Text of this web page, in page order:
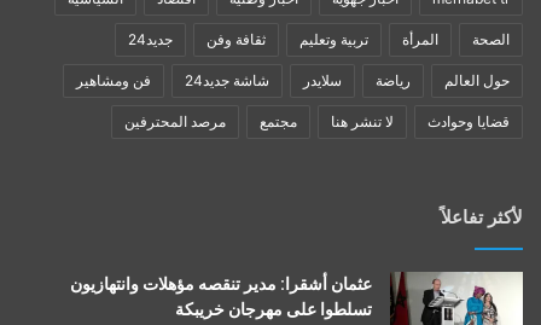
الصحة المرأة تربية وتعليم ثقافة وفن جديد24
حول العالم رياضة سلايدر شاشة جديد24 فن ومشاهير
قضايا وحوادث لا تنشر هنا مجتمع مرصد المحترفين
لأكثر تفاعلاً
عثمان أشقرا: مدير تنقصه مؤهلات وانتهازيون
تسلطوا على مهرجان خريبكة